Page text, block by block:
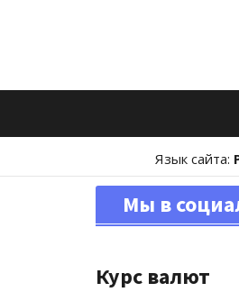
Язык сайта:
Мы в
Курс валют